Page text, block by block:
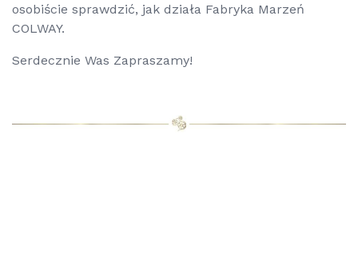
osobiście sprawdzić, jak działa Fabryka Marzeń
COLWAY.
Serdecznie Was Zapraszamy!